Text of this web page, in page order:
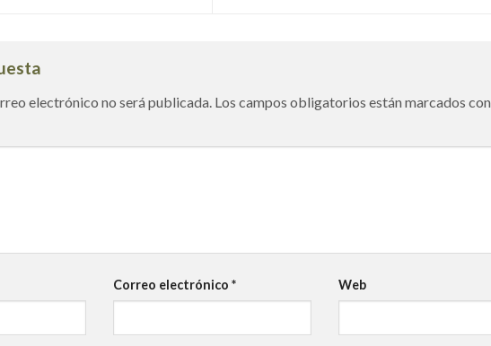
electrónico no será publicada. Los campos obligatorios están marcados con
Correo electrónico * Web